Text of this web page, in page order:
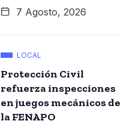
7 Agosto, 2026
LOCAL
Protección Civil
refuerza inspecciones
en juegos mecánicos de
la FENAPO